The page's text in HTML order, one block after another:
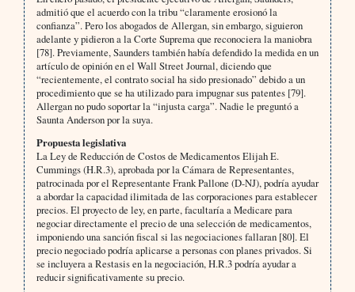
admitió que el acuerdo con la tribu “claramente erosionó la
confianza”. Pero los abogados de Allergan, sin embargo, siguieron
adelante y pidieron a la Corte Suprema que reconociera la maniobra
[78]. Previamente, Saunders también había defendido la medida en un
artículo de opinión en el Wall Street Journal, diciendo que
“recientemente, el contrato social ha sido presionado” debido a un
procedimiento que se ha utilizado para impugnar sus patentes [79].
Allergan no pudo soportar la “injusta carga”. Nadie le preguntó a
Saunta Anderson por la suya.
Propuesta legislativa
La Ley de Reducción de Costos de Medicamentos Elijah E.
Cummings (H.R.3), aprobada por la Cámara de Representantes,
patrocinada por el Representante Frank Pallone (D-NJ), podría ayudar
a abordar la capacidad ilimitada de las corporaciones para establecer
precios. El proyecto de ley, en parte, facultaría a Medicare para
negociar directamente el precio de una selección de medicamentos,
imponiendo una sanción fiscal si las negociaciones fallaran [80]. El
precio negociado podría aplicarse a personas con planes privados. Si
se incluyera a Restasis en la negociación, H.R.3 podría ayudar a
reducir significativamente su precio.